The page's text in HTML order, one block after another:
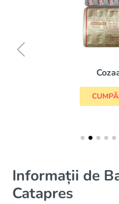
Informații de
Catapres